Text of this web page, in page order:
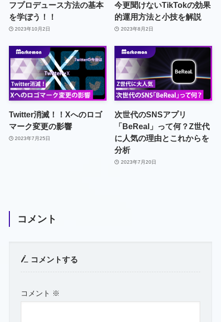
フプロデュース方法の基本
を学ぼう！！
2023年10月2日
今更聞けないTikTokの効果
的運用方法と小技を解説
2023年8月2日
Twitter消滅！！Xへのロゴ
マーク変更の影響
2023年7月25日
次世代のSNSアプリ
「BeReal」って何？Z世代
に人気の理由とこれからを
分析
2023年7月20日
コメント
コメントする
コメント ※